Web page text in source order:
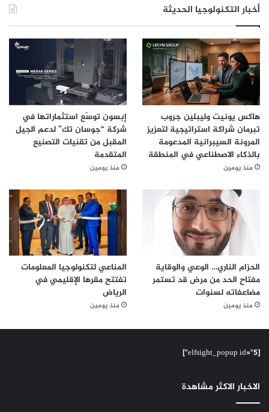
المساعدة الطبية عندما تعتقد أن هناك شيئًا غير طبيعي في
جسمها. كما يجب على النساء أن يكن أكثر نشاطًا عندما يتعلق
الأمر بصحتهن ورفاهية حياتهن هذا سيساعدهم وأسرهم على
المدى الطويل”.
أخبار التكنولوجيا الحديثة
هاكس يونيت وليبلين جروب
تبرمان شراكة استراتيجية لتعزيز
المرونة السيبرانية المدعومة
بالذكاء الاصطناعي في المنطقة
منذ يومين
إبسون توسّع استثماراتها في
شركة “جوسان تك” لدعم الجيل
المقبل من تقنيات التصنيع
المتقدمة
منذ يومين
الحزام الناري… الوعي والوقاية
مفتاح الحد من مرض قد تستمر
مضاعفاته لسنوات
منذ يومين
المناعي لتكنولوجيا المعلومات
تفتتح مقرها الإقليمي في
الرياض
منذ يومين
[elfsight_popup id="5"]
الاخبار الاكثر مشاهدة